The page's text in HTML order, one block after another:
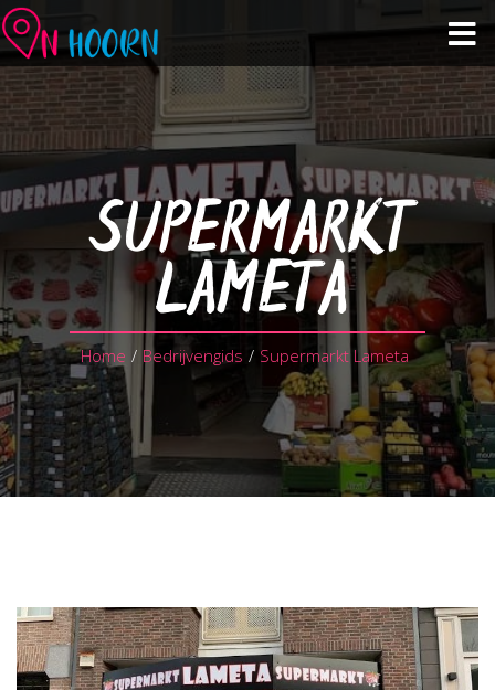
Events calendar
See & Do
Shopping & Hospitality
About Hoorn
Plan your visit
SUPERMARKT
LAMETA
Home / Bedrijvengids / Supermarkt Lameta